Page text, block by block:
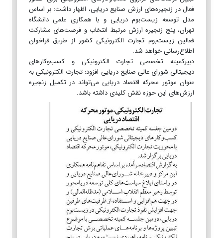
فعال در زنجیره‌های ارزش صنایع دریایی، اظهار داشت: بر اساس
مدل توسعه زیست‌بوم دریایی و با همکاری علمی دانشگاه
تهران، پنج زنجیره ارزش مرتبط انتخاب و فرصت‌های مشارکت
فعالین زیست‌بوم تجارت الکترونیکی کشور از طریق فراخوان
اطلاع‌رسانی خواهد شد.
دبیرکمیته تخصصی تجارت الکترونیکی و کسب‌وکارهای
دیجیتالی شورای عالی صنایع دریایی افزود: تجارت الکترونیکی به
عنوان موتور محرکه اقتصاد دریایی می‌تواند در تکمیل زنجیره
ارزش‌های این حوزه نقش کلیدی داشته باشد.